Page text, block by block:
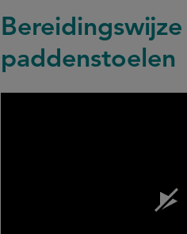
paddenstoelen